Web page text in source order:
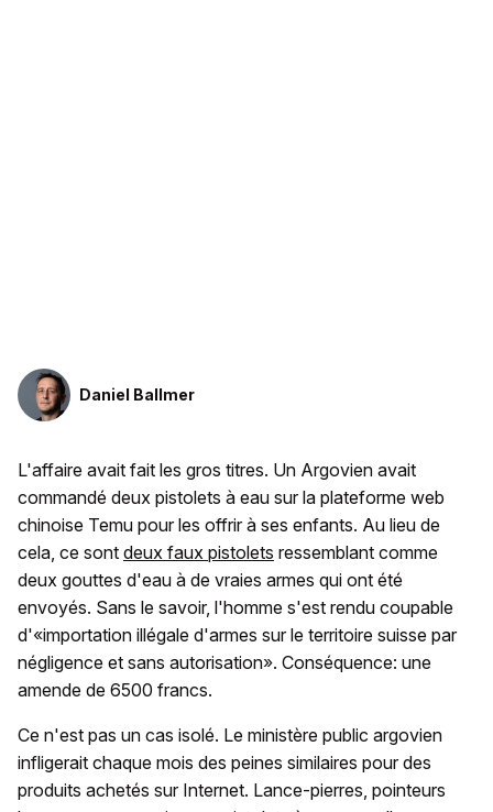
Daniel Ballmer
L'affaire avait fait les gros titres. Un Argovien avait
commandé deux pistolets à eau sur la plateforme web
chinoise Temu pour les offrir à ses enfants. Au lieu de
cela, ce sont deux faux pistolets ressemblant comme
deux gouttes d'eau à de vraies armes qui ont été
envoyés. Sans le savoir, l'homme s'est rendu coupable
d'«importation illégale d'armes sur le territoire suisse par
négligence et sans autorisation». Conséquence: une
amende de 6500 francs.
Ce n'est pas un cas isolé. Le ministère public argovien
infligerait chaque mois des peines similaires pour des
produits achetés sur Internet. Lance-pierres, pointeurs